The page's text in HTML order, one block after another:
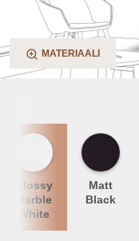
MATERIAALI
Glossy
Marble
White
Matt
Black